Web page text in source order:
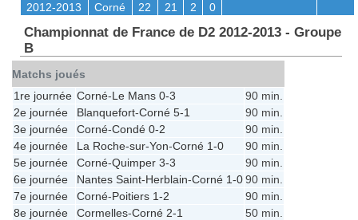
2012-2013
Corné 22 21 2 0
Championnat de France de D2 2012-2013 - Groupe
B
Matchs joués
1re journée Corné-Le Mans 0-3
90 min.
2e journée
Blanquefort-Corné 5-1
90 min.
3e journée
Corné-Condé 0-2
90 min.
4e journée
La Roche-sur-Yon-Corné 1-0
90 min.
5e journée
Corné-Quimper 3-3
90 min.
6e journée
Nantes Saint-Herblain-Corné 1-090 min.
7e journée
Corné-Poitiers 1-2
90 min.
8e journée
Cormelles-Corné 2-1
50 min.